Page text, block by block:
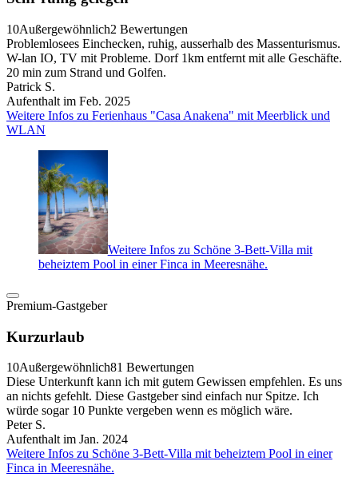
10Außergewöhnlich2 Bewertungen
Problemlosees Einchecken, ruhig, ausserhalb des Massenturismus.
W-lan IO, TV mit Probleme. Dorf 1km entfernt mit alle Geschäfte.
20 min zum Strand und Golfen.
Patrick S.
Aufenthalt im Feb. 2025
Weitere Infos zu Ferienhaus "Casa Anakena" mit Meerblick und
WLAN
Weitere Infos zu Schöne 3-Bett-Villa mit
beheiztem Pool in einer Finca in Meeresnähe.
Premium-Gastgeber
Kurzurlaub
10Außergewöhnlich81 Bewertungen
Diese Unterkunft kann ich mit gutem Gewissen empfehlen. Es uns
an nichts gefehlt. Diese Gastgeber sind einfach nur Spitze. Ich
würde sogar 10 Punkte vergeben wenn es möglich wäre.
Peter S.
Aufenthalt im Jan. 2024
Weitere Infos zu Schöne 3-Bett-Villa mit beheiztem Pool in einer
Finca in Meeresnähe.